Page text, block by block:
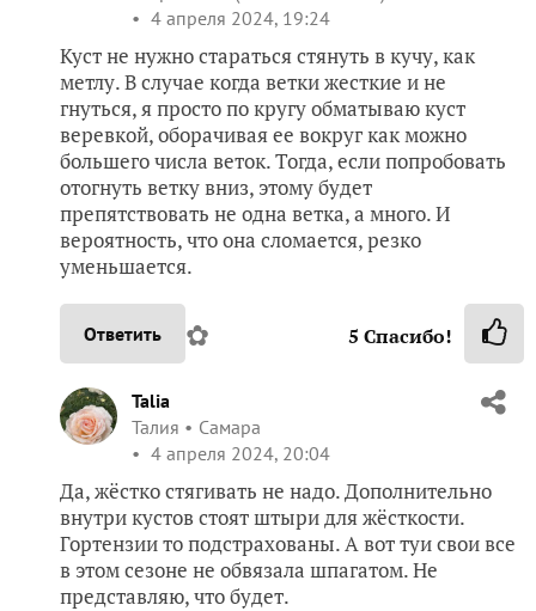
4 апреля 2024, 19:24
Куст не нужно стараться стянуть в кучу, как
метлу. В случае когда ветки жесткие и не
гнуться, я просто по кругу обматываю куст
веревкой, оборачивая ее вокруг как можно
большего числа веток. Тогда, если попробовать
отогнуть ветку вниз, этому будет
препятствовать не одна ветка, а много. И
вероятность, что она сломается, резко
уменьшается.
Ответить ✿ 5 Спасибо!
Talia
Талия
Самара
4 апреля 2024, 20:04
Да, жёстко стягивать не надо. Дополнительно
внутри кустов стоят штыри для жёсткости.
Гортензии то подстрахованы. А вот туи свои все
в этом сезоне не обвязала шпагатом. Не
представляю, что будет.